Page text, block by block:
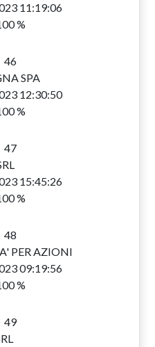
11:19:06
%
46
SPA
12:30:50
%
47
15:45:26
%
48
PER AZIONI
09:19:56
%
49